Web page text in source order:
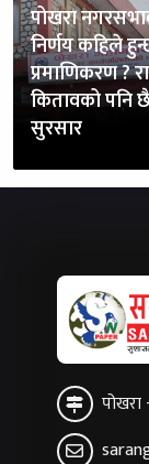
पोखरा
निर्णय कहिले
प्रमाणिकरण ?
कितावको पनि
सुरसार
पोखरा